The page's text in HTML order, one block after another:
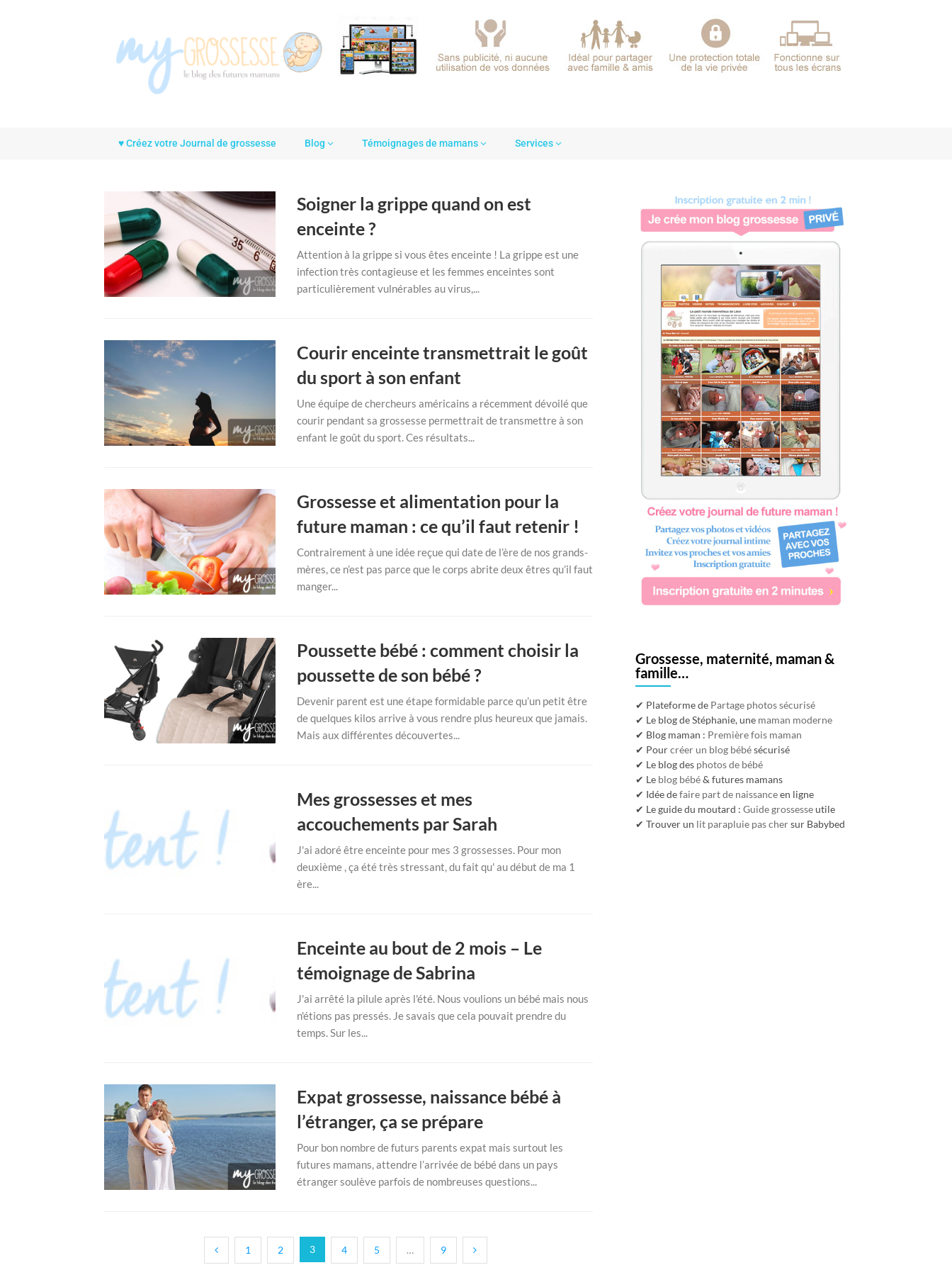
♥ Créez votre Journal de grossesse Blog Témoignages de mamans Services
Soigner la grippe quand on est
enceinte ?
Attention à la grippe si vous êtes enceinte ! La grippe est une
infection très contagieuse et les femmes enceintes sont
particulièrement vulnérables au virus,...
Courir enceinte transmettrait le goût
du sport à son enfant
Une équipe de chercheurs américains a récemment dévoilé que
courir pendant sa grossesse permettrait de transmettre à son
enfant le goût du sport. Ces résultats...
Grossesse et alimentation pour la
future maman : ce qu’il faut retenir !
Contrairement à une idée reçue qui date de l’ère de nos grands-
mères, ce n’est pas parce que le corps abrite deux êtres qu’il faut
manger...
Poussette bébé : comment choisir la
poussette de son bébé ?
Devenir parent est une étape formidable parce qu’un petit être
de quelques kilos arrive à vous rendre plus heureux que jamais.
Mais aux différentes découvertes...
Mes grossesses et mes
accouchements par Sarah
J'ai adoré être enceinte pour mes 3 grossesses. Pour mon
deuxième , ça été très stressant, du fait qu' au début de ma 1
ère...
Enceinte au bout de 2 mois – Le
témoignage de Sabrina
J'ai arrêté la pilule après l'été. Nous voulions un bébé mais nous
n'étions pas pressés. Je savais que cela pouvait prendre du
temps. Sur les...
Expat grossesse, naissance bébé à
l’étranger, ça se prépare
Pour bon nombre de futurs parents expat mais surtout les
futures mamans, attendre l’arrivée de bébé dans un pays
étranger soulève parfois de nombreuses questions...
1 2 3 4 5 … 9
Grossesse, maternité, maman &
famille…
✔ Plateforme de Partage photos sécurisé
✔ Le blog de Stéphanie, une maman moderne
✔ Blog maman : Première fois maman
✔ Pourcréer un blog bébésécurisé
✔ Le blog des photos de bébé
✔ Le blog bébé& futures mamans
✔ Idée defaire part de naissanceen ligne
✔ Le guide du moutard : Guide grossesseutile
✔ Trouver un lit parapluie pas chersur Babybed